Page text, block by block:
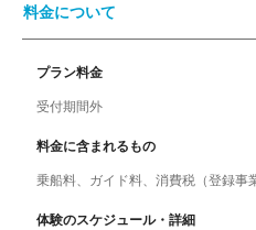
料金について
プラン料金
受付期間外
料金に含まれるもの
乗船料、ガイド料、消費税（登録事
体験のスケジュール・詳細